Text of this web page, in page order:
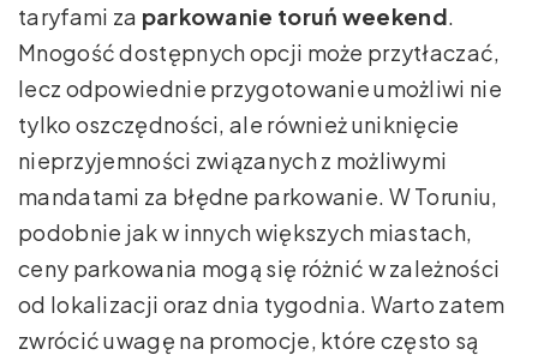
taryfami za parkowanie toruń weekend.
Mnogość dostępnych opcji może przytłaczać,
lecz odpowiednie przygotowanie umożliwi nie
tylko oszczędności, ale również uniknięcie
nieprzyjemności związanych z możliwymi
mandatami za błędne parkowanie. W Toruniu,
podobnie jak w innych większych miastach,
ceny parkowania mogą się różnić w zależności
od lokalizacji oraz dnia tygodnia. Warto zatem
zwrócić uwagę na promocje, które często są